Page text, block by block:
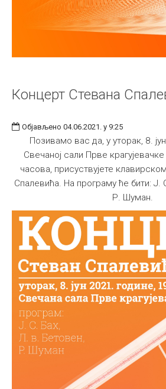
Концерт Стевана
Објављено 04.06.2021. у 9:25
Позивамо вас да, у уторак, 8.
Свечаној сали Прве
часова, присуствујете
Спалевића. На програму ће бити: Ј.
Р. Шуман.